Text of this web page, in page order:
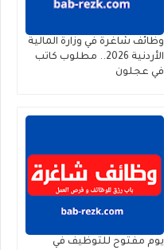
وظائف شاغرة في وزارة المالية
الأردنية 2026.. مطلوب كاتب
في عجلون
يوم مفتوح للتوظيف في